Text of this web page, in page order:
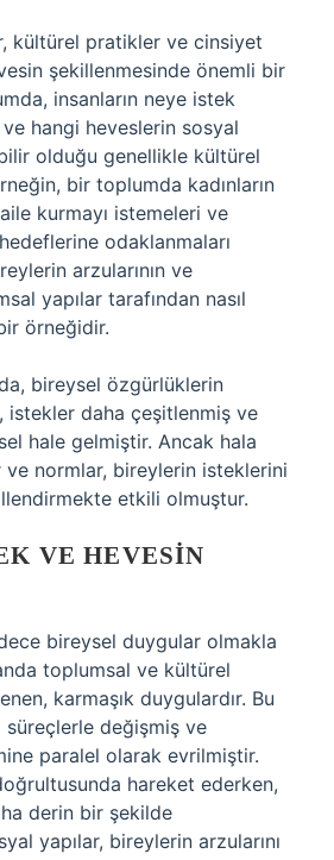
kültürel pratikler ve cinsiyet
şekillenmesinde önemli bir
insanların neye istek
hangi heveslerin sosyal
olduğu genellikle kültürel
bir toplumda kadınların
kurmayı istemeleri ve
odaklanmaları
arzularının ve
yapılar tarafından nasıl
örneğidir.
bireysel özgürlüklerin
istekler daha çeşitlenmiş ve
hale gelmiştir. Ancak hala
ve normlar, bireylerin isteklerini
etkili olmuştur.
VE HEVESIN
bireysel duygular olmakla
toplumsal ve kültürel
karmaşık duygulardır. Bu
süreçlerle değişmiş ve
paralel olarak evrilmiştir.
hareket ederken,
derin bir şekilde
yapılar, bireylerin arzularını